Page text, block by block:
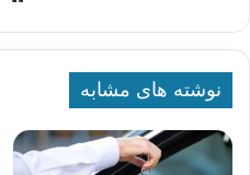
نوشته های مشابه